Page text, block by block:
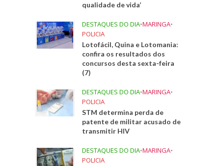
qualidade de vida’
DESTAQUES DO DIA•MARINGA•
POLICIA
Lotofácil, Quina e Lotomania:
confira os resultados dos
concursos desta sexta-feira
(7)
DESTAQUES DO DIA•MARINGA•
POLICIA
STM determina perda de
patente de militar acusado de
transmitir HIV
DESTAQUES DO DIA•MARINGA•
POLICIA